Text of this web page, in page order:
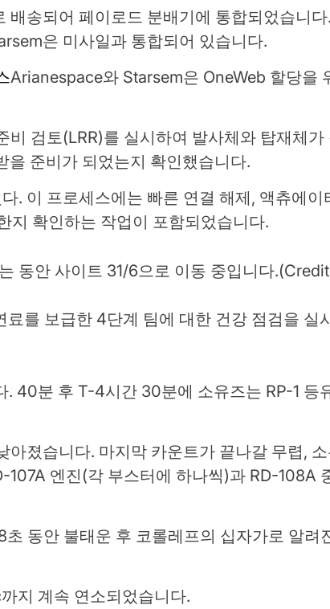
송되어 페이로드 분배기에 통합되었습니다.
은 미사일과 통합되어 있습니다.
Arianespace와 Starsem은 OneWeb 할당을
검토(LRR)를 실시하여 발사체와 탑재체
을 준비가 되었는지 확인했습니다.
. 이 프로세스에는 빠른 연결 해제, 액츄에
지 확인하는 작업이 포함되었습니다.
동안 사이트 31/6으로 이동 중입니다
를 보급한 4단계 팀에 대한 건강 점검을 실
40분 후 T-4시간 30분에 소유즈는 RP-1 등
졌습니다. 마지막 카운트가 끝나갈 무렵,
엔진(각 부스터에 하나씩)과 RD-108A
동안 불태운 후 코롤레프의 십자가로 알려
지 계속 연소되었습니다.